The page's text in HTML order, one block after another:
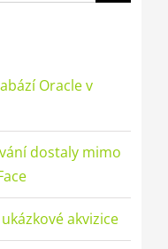
Oracle v
dostaly mimo
akvizice